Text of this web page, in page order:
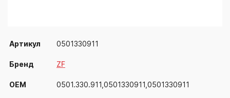
Артикул 0501330911
Бренд ZF
OEM 0501.330.911,0501330911,0501330911